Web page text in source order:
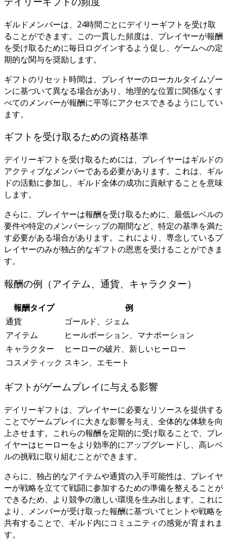
ギルドメンバーは、24時間ごとにデイリーギフトを受け取
ることができます。この一貫した頻度は、プレイヤーが報酬
を受け取るために毎日ログインするよう促し、ゲームへの定
期的な関与を奨励します。
ギフトのリセット時間は、プレイヤーのローカルタイムゾー
ンに基づいて異なる場合があり、地理的な位置に関係なくす
べてのメンバーが報酬に平等にアクセスできるようにしてい
ます。
ギフトを受け取るための資格基準
デイリーギフトを受け取るためには、プレイヤーはギルドの
アクティブなメンバーである必要があります。これは、ギル
ドの活動に参加し、ギルド全体の成功に貢献することを意味
します。
さらに、プレイヤーは報酬を受け取るために、最低レベルの
要件や特定のメンバーシップの期間など、特定の基準を満た
す必要がある場合があります。これにより、専念しているプ
レイヤーのみが独占的なギフトの恩恵を受けることができま
す。
報酬の例（アイテム、通貨、キャラクター）
報酬タイプ
例
通貨
ゴールド、ジェム
アイテム
ヒールポーション、マナポーション
キャラクター
ヒーローの破片、新しいヒーロー
コスメティック スキン、エモート
ギフトがゲームプレイに与える影響
デイリーギフトは、プレイヤーに必要なリソースを提供する
ことでゲームプレイに大きな影響を与え、全体的な体験を向
上させます。これらの報酬を定期的に受け取ることで、プレ
イヤーはヒーローをより効率的にアップグレードし、高レベ
ルの挑戦に取り組むことができます。
さらに、独占的なアイテムや通貨の入手可能性は、プレイヤ
ーが戦略を立てて戦闘に参加するための準備を整えることが
できるため、より競争の激しい環境を生み出します。これに
より、メンバーが受け取った報酬に基づいてヒントや戦略を
共有することで、ギルド内にコミュニティの感覚が育まれま
す。